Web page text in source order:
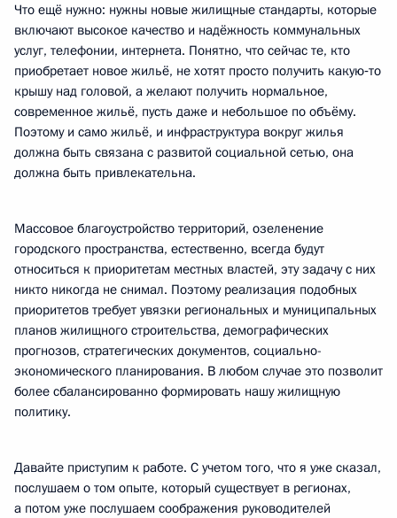
Что ещё нужно: нужны новые жилищные стандарты, которые
включают высокое качество и надёжность коммунальных
услуг, телефонии, интернета. Понятно, что сейчас те, кто
приобретает новое жильё, не хотят просто получить какую‑то
крышу над головой, а желают получить нормальное,
современное жильё, пусть даже и небольшое по объёму.
Поэтому и само жильё, и инфраструктура вокруг жилья
должна быть связана с развитой социальной сетью, она
должна быть привлекательна.
Массовое благоустройство территорий, озеленение
городского пространства, естественно, всегда будут
относиться к приоритетам местных властей, эту задачу с них
никто никогда не снимал. Поэтому реализация подобных
приоритетов требует увязки региональных и муниципальных
планов жилищного строительства, демографических
прогнозов, стратегических документов, социально-
экономического планирования. В любом случае это позволит
более сбалансированно формировать нашу жилищную
политику.
Давайте приступим к работе. С учетом того, что я уже сказал,
послушаем о том опыте, который существует в регионах,
а потом уже послушаем соображения руководителей